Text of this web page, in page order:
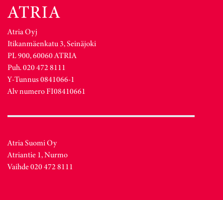
Atria Oyj
Itikanmäenkatu 3, Seinäjoki
PL 900, 60060 ATRIA
Puh. 020 472 8111
Y-Tunnus 0841066-1
Alv numero FI08410661
Atria Suomi Oy
Atriantie 1, Nurmo
Vaihde 020 472 8111